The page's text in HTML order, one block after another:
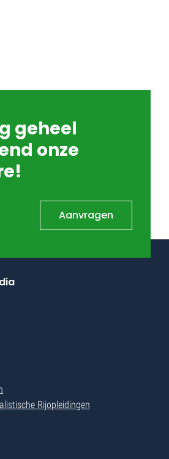
geheel
onze
Aanvragen
Rijopleidingen